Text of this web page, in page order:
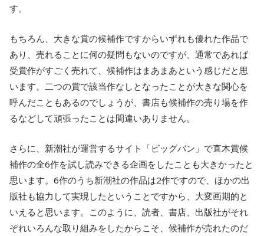
す。
もちろん、大きな賞の候補作ですからいずれも優れた作品で
あり、売れることに何の疑問もないのですが、通常であれば
受賞作がすごく売れて、候補作はまあまあという感じだと思
います。二つの賞で該当作なしとなったことが大きな関心を
呼んだこともあるのでしょうが、書店も候補作の売り場を作
るなどして頑張ったことは間違いありません。
さらに、新潮社が運営するサイト「ビッグバン」で直木賞候
補作の全6作を試し読みできる企画をしたことも大きかったと
思います。6作のうち新潮社の作品は2作ですので、ほかの出
版社も協力して実現したということですから、大変画期的と
いえると思います。このように、読者、書店、出版社がそれ
ぞれいろんな取り組みをしたからこそ、候補作が売れたのだ